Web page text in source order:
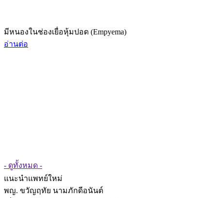
มีหนองในช่องเยื่อหุ้มปอด (Empyema)
อ่านต่อ
- ดูทั้งหมด -
แนะนำแพทย์ใหม่
พญ. ขวัญฤทัย นามภักดีอนันต์